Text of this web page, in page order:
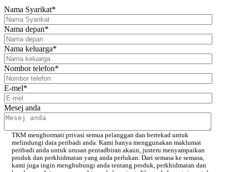
Nama Syarikat*
Nama depan*
Nama keluarga*
Nombor telefon*
E-mel*
Mesej anda
TKM menghormati privasi semua pelanggan dan bertekad untuk
melindungi data peribadi anda. Kami hanya menggunakan maklumat
peribadi anda untuk urusan pentadbiran akaun, justeru menyampaikan
produk dan perkhidmatan yang anda perlukan. Dari semasa ke semasa,
kami juga ingin menghubungi anda tentang produk, perkhidmatan dan